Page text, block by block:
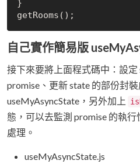
}
自己實作簡易版
接下來要將上面程式碼中：設
promise、更新 state 的部份封
useMyAsyncState，另外加上
態，可以去監測 promise 的執
處理。
useMyAsyncState.js